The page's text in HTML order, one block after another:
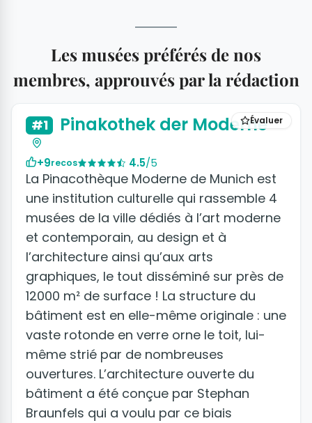
Les musées préférés de nos
membres, approuvés par la rédaction
+6 photos
Évaluer
#1 Pinakothek der Moderne
+9recos 4.5/5
La Pinacothèque Moderne de Munich est
une institution culturelle qui rassemble 4
musées de la ville dédiés à l’art moderne
et contemporain, au design et à
l’architecture ainsi qu’aux arts
graphiques, le tout disséminé sur près de
12000 m² de surface ! La structure du
bâtiment est en elle-même originale : une
vaste rotonde en verre orne le toit, lui-
même strié par de nombreuses
ouvertures. L’architecture ouverte du
bâtiment a été conçue par Stephan
Braunfels qui a voulu par ce biais